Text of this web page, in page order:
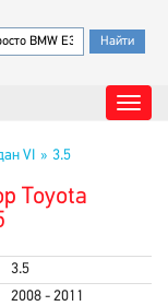
VI 3.5
Toyota
3.5
2008 - 2011